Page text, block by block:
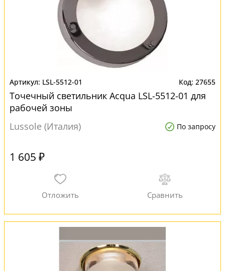
LSL-5512-01 27655
Точечный светильник Acqua LSL-5512-01 для
рабочей зоны
Lussole (Италия)
По запросу
1 605 ₽